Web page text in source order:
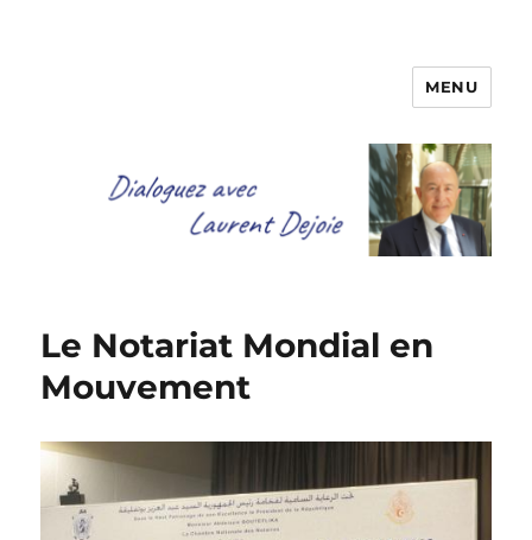
Dialoguez avec Laurent Dejoie
MENU
Le Notariat Mondial en
Mouvement